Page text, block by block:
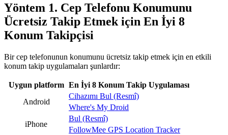
Yöntem 1. Cep Telefonu Konumunu
Ücretsiz Takip Etmek için En İyi 8
Konum Takipçisi
Bir cep telefonunun konumunu ücretsiz takip etmek için en etkili
konum takip uygulamaları şunlardır:
Uygun platform En İyi 8 Konum Takip Uygulaması
Android
Cihazımı Bul (Resmî)
Where's My Droid
iPhone
Bul (Resmî)
FollowMee GPS Location Tracker